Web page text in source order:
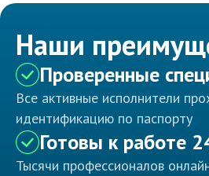
Наши
Проверенные
Все активные исполнители
идентификацию по паспорту
Готовы к работе
Тысячи профессионалов